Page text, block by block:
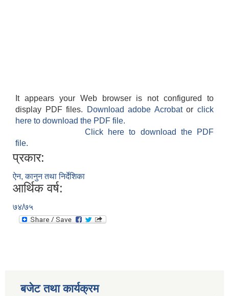
It appears your Web browser is not configured to
display PDF files.
Download adobe Acrobatorclick
here to download the PDF file.
Click here to download the PDF
file.
प्रकार:
ऐन, कानुन तथा निर्देशिका
आर्थिक वर्ष:
७४/७५
बजेट तथा कार्यक्रम